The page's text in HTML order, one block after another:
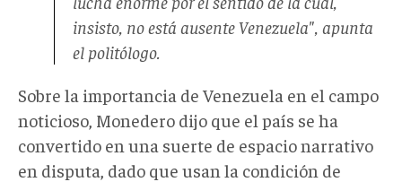
insisto, no está ausente Venezuela", apunta
el politólogo.
Sobre la importancia de Venezuela en el campo
noticioso, Monedero dijo que el país se ha
convertido en una suerte de espacio narrativo
en disputa, dado que usan la condición de